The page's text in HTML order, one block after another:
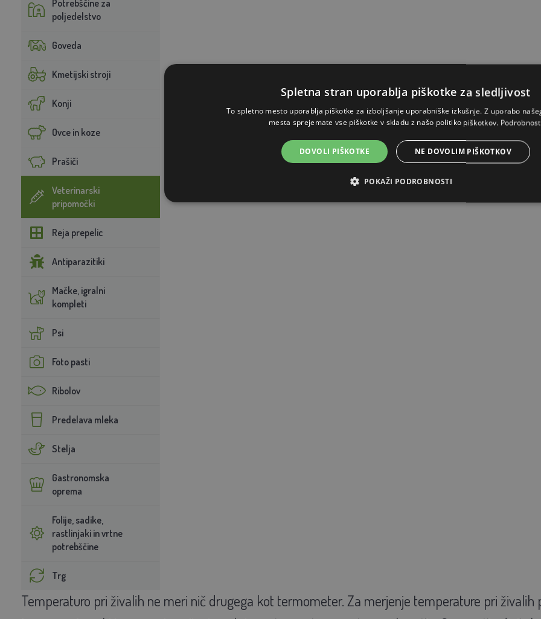
Potrebščine za
poljedelstvo
Goveda
Kmetijski stroji
Konji
Ovce in koze
Prašiči
Veterinarski
pripomočki
Reja prepelic
Antiparazitiki
Mačke, igralni
kompleti
Psi
Foto pasti
Ribolov
Predelava mleka
Stelja
Gastronomska
oprema
Folije, sadike,
rastlinjaki in vrtne
potrebščine
Trg
Temperaturo pri živalih ne meri nič drugega kot termometer. Za merjenje temperature pri živalih
Spletna stran uporablja piškotke za sledljivost
To spletno mesto uporablja piškotke za izboljšanje uporabniške izkušnje. Z uporabo
mesta sprejemate vse piškotke v skladu z našo politiko piškotkov.
DOVOLI PIŠKOTKE NE DOVOLIM PIŠKOTKOV
POKAŽI PODROBNOSTI